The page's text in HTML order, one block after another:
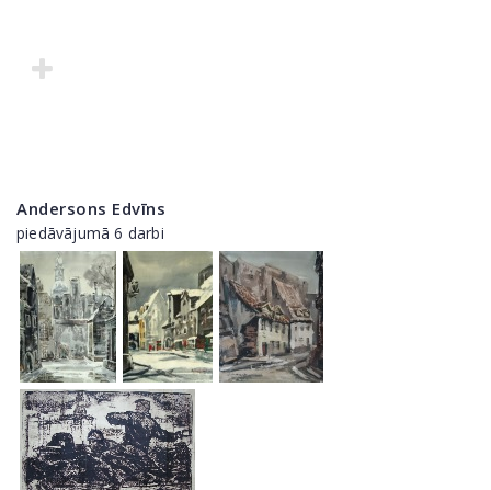
Andersons Edvīns
piedāvājumā 6 darbi